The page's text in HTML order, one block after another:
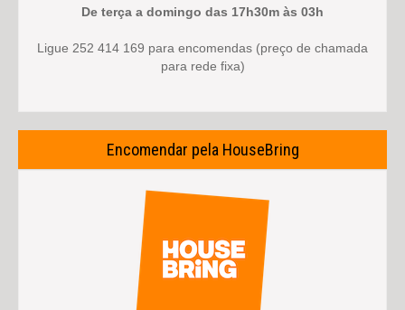
De terça a domingo das 17h30m às 03h
Ligue 252 414 169 para encomendas (preço de chamada
para rede fixa)
Encomendar pela HouseBring